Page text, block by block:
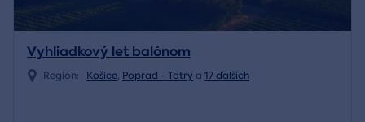
Vyhliadkový let balónom
Región: Košice, Poprad - Tatry a 17 ďalších